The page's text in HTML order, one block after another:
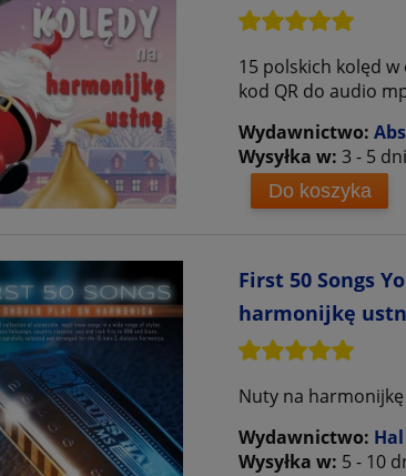
15 polskich kolęd
kod QR do audio
Wydawnictwo:
Wysyłka w: 3 - 5 dni
Do koszyka
First 50 Songs
harmonijkę
Nuty na
Wydawnictwo:
Wysyłka w: 5 - 10